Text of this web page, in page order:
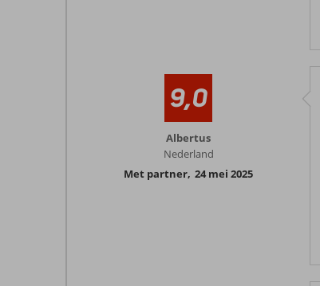
9,0
Albertus
Nederland
Met partner, 24 mei 2025